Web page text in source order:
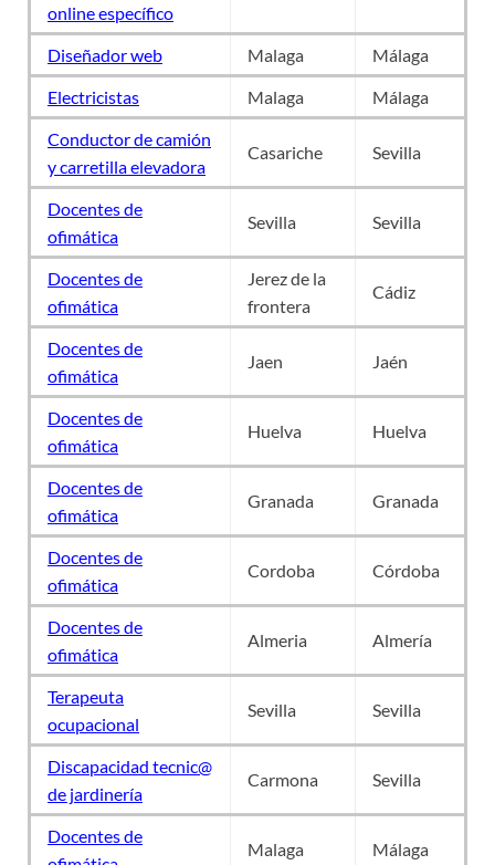
online específico
Diseñador web Malaga
Málaga
Electricistas
Malaga
Málaga
Conductor de camión
y carretilla elevadora
Casariche Sevilla
Docentes de
ofimática
Sevilla Sevilla
Docentes de
ofimática
Jerez de la
frontera
Cádiz
Docentes de
ofimática
Jaen Jaén
Docentes de
ofimática
Huelva Huelva
Docentes de
ofimática
Granada Granada
Docentes de
ofimática
Cordoba Córdoba
Docentes de
ofimática
Almeria Almería
Terapeuta
ocupacional
Sevilla Sevilla
Discapacidad tecnic@
de jardinería
Carmona Sevilla
Docentes de
Malaga Málaga